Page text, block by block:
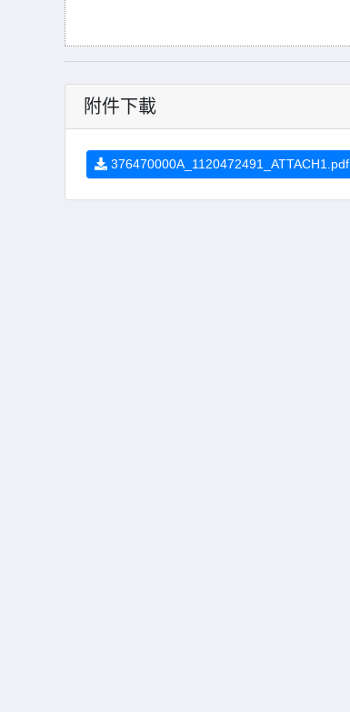
附件下載
376470000A_1120472491_ATTACH1.pdf